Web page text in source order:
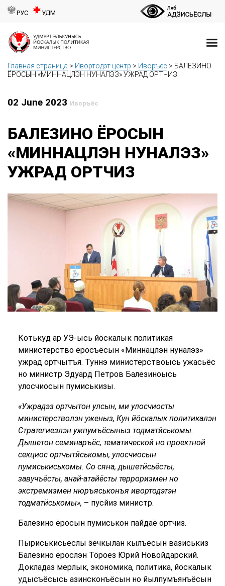
РУС УДМ
Главная страница > Ивортодэт центр > Иворъёс > БАЛЕЗИНО
ЁРОСЫН «МИННАЦЛЭН НУНАЛЭЗ» УЖРАД ОРТЧИЗ
02 June 2023 Иворъёс
БАЛЕЗИНО ЁРОСЫН
«МИННАЦЛЭН НУНАЛЭЗ»
УЖРАД ОРТЧИЗ
Котькуд ар УЭ-ысь йӧскалык политикая
министерство ёросъёсын «Миннацлэн нуналэз»
ужрад ортчытъя. Туннэ министерствоысь ужасьёс
но министр Эдуард Петров Балезиноысь
улосчиосын пумиськизы.
«Ужрадэз ортчытон улсын, ми улосчиосты
министерстволэн уженыз, Кун йӧскалык политикалэн
Стратегиезлэн ужпумъёсыныз тодматӥськомы.
Дышетон семинаръёс, тематической но проектной
секциос ортчытӥськомы, улосчиосын
пумиськиськомы. Со сяна, дышетӥсьёсты,
завучъёсты, анай-атайёсты терроризмен но
экстремизмен нюръяськонъя ивортодэтэн
тодматӥськомы», – пусйиз министр.
Балезино ёросын пумиськон пайдаё ортчиз.
Пыриськисьёслы ӟечкылан кылъёсын вазиськиз
Балезино ёрослэн Тӧроез Юрий Новойдарский.
Докладаз мерлык, экономика, политика, йӧскалык
удысъёсысь азинсконъёсын но йылпумъянъёсын